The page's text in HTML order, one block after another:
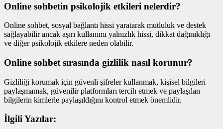
Online sohbetin psikolojik etkileri nelerdir?
Online sohbet, sosyal bağlantı hissi yaratarak mutluluk ve destek
sağlayabilir ancak aşırı kullanımı yalnızlık hissi, dikkat dağınıklığı
ve diğer psikolojik etkilere neden olabilir.
Online sohbet sırasında gizlilik nasıl korunur?
Gizliliği korumak için güvenli şifreler kullanmak, kişisel bilgileri
paylaşmamak, güvenilir platformları tercih etmek ve paylaşılan
bilgilerin kimlerle paylaşıldığını kontrol etmek önemlidir.
İlgili Yazılar: